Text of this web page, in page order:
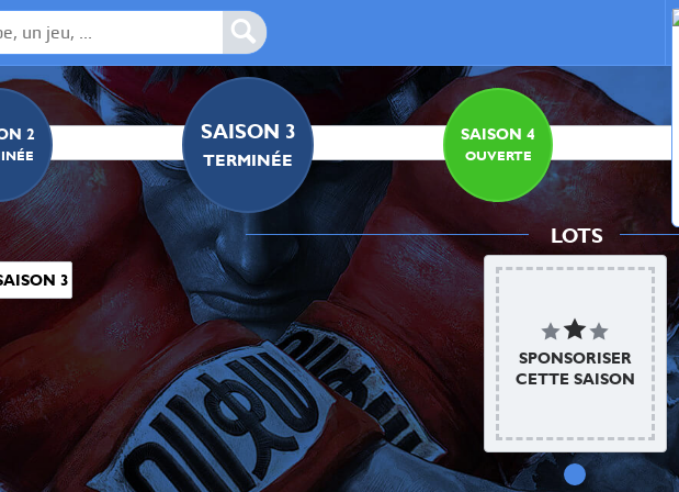
IDENTIFIANTS
FRIDAYS NIGHT
FRDONN
CFN1: frdonn
CFN2: boxer35k
CFN3: Tyrion_Lannister
2 SAISON 3
TERMINÉE
SAISON 4
OUVERTE
3
LOTS
SPONSORISER
CETTE SAISON